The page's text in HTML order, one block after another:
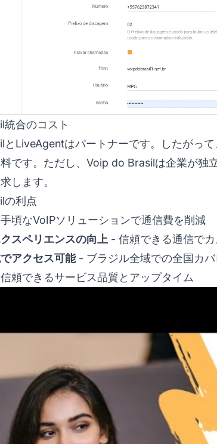
合のコスト
LiveAgentはパートナーです。したがっ
です。ただし、Voip do Brasilは企業が独
します。
の利点
頃なVoIPソリューションで通信費を削減
スペリエンスの向上 - 信頼できる通信で
アクセス可能- ブラジル全域での全国カバ
頼できるサービス品質とアップタイム